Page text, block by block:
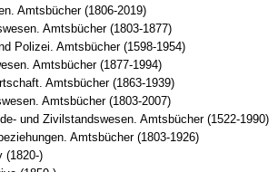
Amtsbücher (1806-2019)
Amtsbücher (1803-1877)
Polizei. Amtsbücher (1598-1954)
Amtsbücher (1877-1994)
Amtsbücher (1863-1939)
Amtsbücher (1803-2007)
und Zivilstandswesen. Amtsbücher (1522-1990)
Amtsbücher (1803-1926)
(1820-)